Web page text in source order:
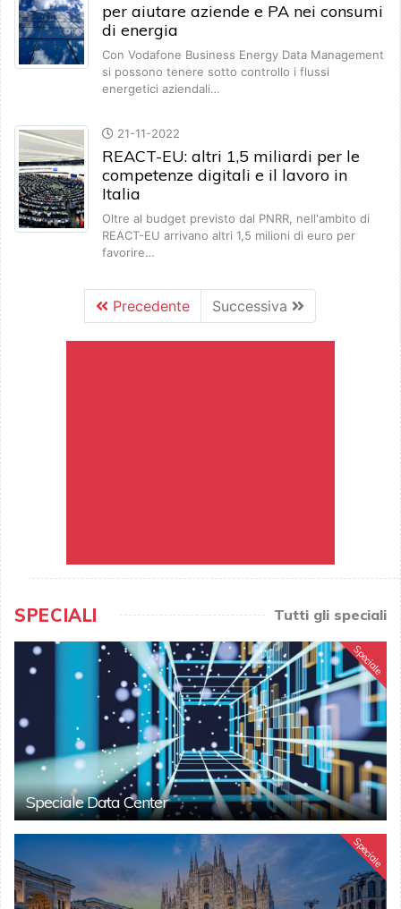
per aiutare aziende e PA nei consumi
di energia
Con Vodafone Business Energy Data Management
si possono tenere sotto controllo i flussi
energetici aziendali…
21-11-2022
REACT-EU: altri 1,5 miliardi per le
competenze digitali e il lavoro in
Italia
Oltre al budget previsto dal PNRR, nell'ambito di
REACT-EU arrivano altri 1,5 milioni di euro per
favorire…
Precedente Successiva
SPECIALI Tutti gli speciali
Speciale
Speciale Data Center
Speciale